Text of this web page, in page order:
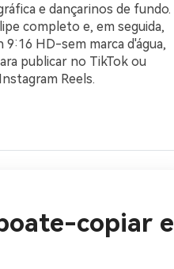
e dançarinos de fundo.
completo e, em seguida,
9:16 HD-sem marca d'água,
publicar no TikTok ou
Instagram Reels.
copiar e